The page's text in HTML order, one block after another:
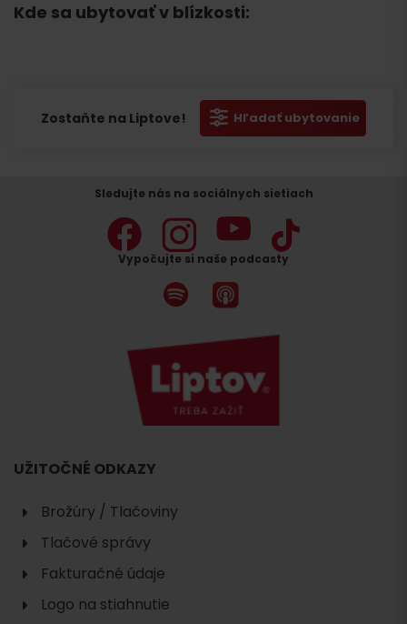
Kde sa ubytovať v blízkosti:
Zostaňte na Liptove! Hľadať ubytovanie
Sledujte nás na sociálnych sietiach
Vypočujte si naše podcasty
UŽITOČNÉ ODKAZY
Brožúry / Tlačoviny
Tlačové správy
Fakturačné údaje
Logo na stiahnutie